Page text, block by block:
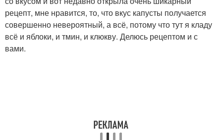
Капуста с морковью Капуста с зеленью
рецепт, мне нравится, то, что вкус капусты получается
совершенно невероятный, а всё, потому что тут я кладу
всё и яблоки, и тмин, и клюкву. Делюсь рецептом и с
вами.